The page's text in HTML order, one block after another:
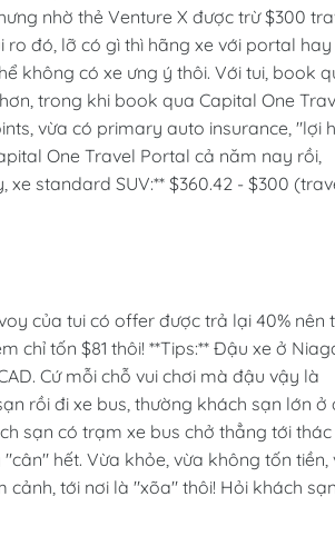
nhờ thẻ Venture X được trừ $300
ro đó, lỡ có gì thì hãng xe với portal hay
không có xe ưng ý thôi. Với tui, book
trong khi book qua Capital One
vừa có primary auto insurance, "lợi
One Travel Portal cả năm nay rồi,
standard SUV:** $360.42 - $300
của tui có offer được trả lại 40% nên
chỉ tốn $81 thôi! **Tips:** Đậu xe ở
Cứ mỗi chỗ vui chơi mà đậu vậy là
rồi đi xe bus, thường khách sạn lớn ở
sạn có trạm xe bus chở thẳng tới thác
hết. Vừa khỏe, vừa không tốn tiền,
tới nơi là "xõa" thôi! Hỏi khách